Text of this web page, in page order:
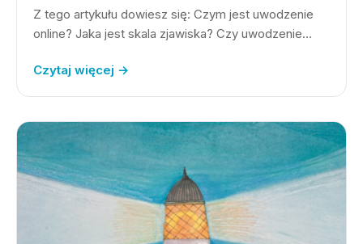
Z tego artykułu dowiesz się: Czym jest uwodzenie
online? Jaka jest skala zjawiska? Czy uwodzenie…
Czytaj więcej →